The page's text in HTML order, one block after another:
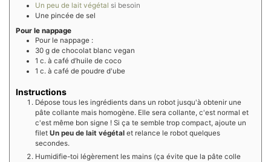
Un peu de lait végétal si besoin
Une pincée de sel
Pour le nappage
Pour le nappage :
30 g de chocolat blanc vegan
1 c. à café d’huile de coco
1 c. à café de poudre d'ube
Instructions
Dépose tous les ingrédients dans un robot jusqu'à obtenir une
pâte collante mais homogène. Elle sera collante, c'est normal et
c'est même bon signe ! Si ça te semble trop compact, ajoute un
filet Un peu de lait végétal et relance le robot quelques
secondes.
Humidifie-toi légèrement les mains (ça évite que la pâte colle